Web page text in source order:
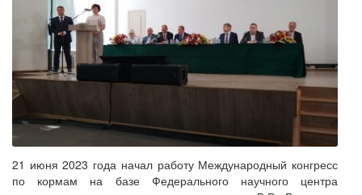
21 июня 2023 года начал работу Международный конгресс
по кормам на базе Федерального научного центра